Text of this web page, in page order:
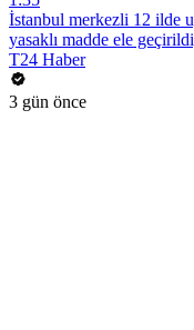
İstanbul merkezli 12 ilde
yasaklı madde ele
T24 Haber
3 gün önce